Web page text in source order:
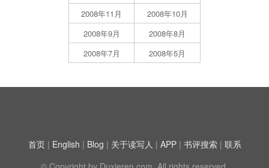
2008年11月
2008年10月
2008年9月
2008年8月
2008年7月
2008年5月
首页| English | Blog | 关于读写人 | APP| 书评搜索| 联系